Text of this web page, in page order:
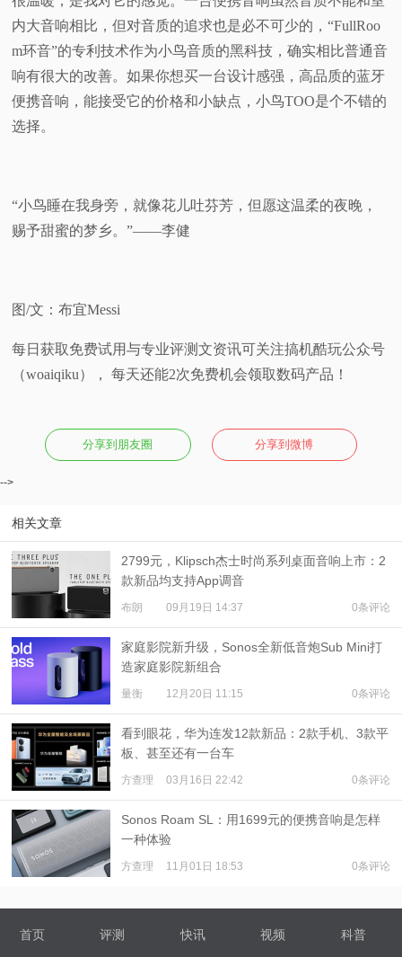
内大音响相比，但对音质的追求也是必不可少的，“FullRoo
m环音”的专利技术作为小鸟音质的黑科技，确实相比普通音
响有很大的改善。如果你想买一台设计感强，高品质的蓝牙
便携音响，能接受它的价格和小缺点，小鸟TOO是个不错的
选择。
“小鸟睡在我身旁，就像花儿吐芬芳，但愿这温柔的夜晚，
赐予甜蜜的梦乡。”——李健
图/文：布宜Messi
每日获取免费试用与专业评测文资讯可关注搞机酷玩公众号
（woaiqiku）， 每天还能2次免费机会领取数码产品！
分享到朋友圈 分享到微博
-->
相关文章
2799元，Klipsch杰士时尚系列桌面音响上市：2
款新品均支持App调音
布朗 09月19日 14:37 0条评论
家庭影院新升级，Sonos全新低音炮Sub Mini打
造家庭影院新组合
量衡 12月20日 11:15 0条评论
看到眼花，华为连发12款新品：2款手机、3款平
板、甚至还有一台车
方查理 03月16日 22:42 0条评论
Sonos Roam SL：用1699元的便携音响是怎样
一种体验
方查理 11月01日 18:53 0条评论
首页 评测 快讯 视频 科普